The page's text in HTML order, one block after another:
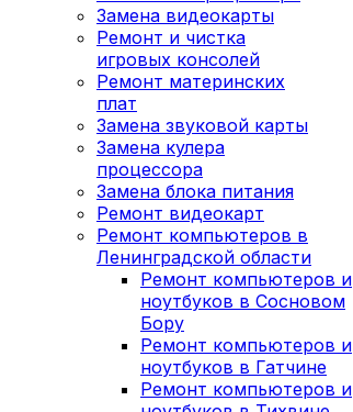
Замена видеокарты
Ремонт и чистка
игровых консолей
Ремонт материнских
плат
Замена звуковой карты
Замена кулера
процессора
Замена блока питания
Ремонт видеокарт
Ремонт компьютеров в
Ленинградской области
Ремонт компьютеров и
ноутбуков в Сосновом
Бору
Ремонт компьютеров и
ноутбуков в Гатчине
Ремонт компьютеров и